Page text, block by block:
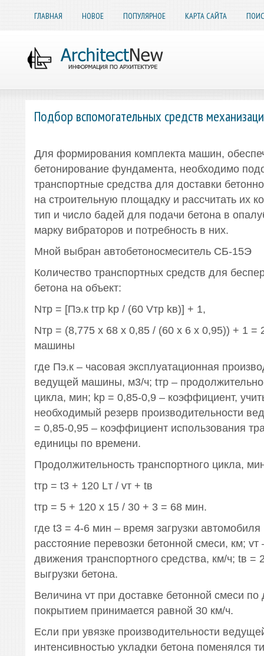
ГЛАВНАЯ НОВОЕ ПОПУЛЯРНОЕ КАРТА САЙТА
Подбор вспомогательных средств
Для формирования комплекта машин,
бетонирование фундамента, необходимо
транспортные средства для доставки
на строительную площадку и рассчитать их
тип и число бадей для подачи бетона в
марку вибраторов и потребность в них.
Мной выбран автобетоносмеситель СБ-15Э
Количество транспортных средств для
бетона на объект:
Nтр = [Пэ.к tтр kp / (60 Vтр kв)] + 1,
Nтр = (8,775 х 68 х 0,85 / (60 х 6 х 0,95)) + 1
машины
где Пэ.к – часовая эксплуатационная
ведущей машины, м3/ч; tтр –
цикла, мин; kp = 0,85-0,9 – коэффициент,
необходимый резерв производительности
= 0,85-0,95 – коэффициент использования
единицы по времени.
Продолжительность транспортного цикла,
tтр = t3 + 120 Lт / vт + tв
tтр = 5 + 120 х 15 / 30 + 3 = 68 мин.
где t3 = 4-6 мин – время загрузки автомобиля
расстояние перевозки бетонной смеси, км; vт
движения транспортного средства, км/ч; tв =
выгрузки бетона.
Величина vт при доставке бетонной смеси по
покрытием принимается равной 30 км/ч.
Если при увязке производительности
интенсивностью укладки бетона поменялся